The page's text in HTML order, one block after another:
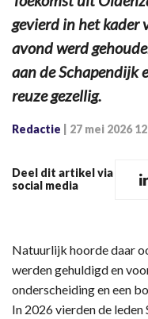
gevierd in het kader
avond werd
aan de Schapendijk
reuze gezellig.
Redactie 27 mei 2026
Deel dit artikel via
social media
Natuurlijk hoorde daar
werden gehuldigd en
onderscheiding en een
In 2026 vierden de